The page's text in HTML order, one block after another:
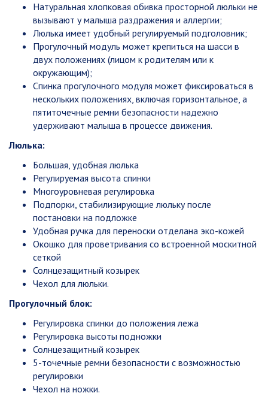
Натуральная хлопковая обивка просторной люльки не
вызывают у малыша раздражения и аллергии;
Люлька имеет удобный регулируемый подголовник;
Прогулочный модуль может крепиться на шасси в
двух положениях (лицом к родителям или к
окружающим);
Спинка прогулочного модуля может фиксироваться в
нескольких положениях, включая горизонтальное, а
пятиточечные ремни безопасности надежно
удерживают малыша в процессе движения.
Люлька:
Большая, удобная люлька
Регулируемая высота спинки
Многоуровневая регулировка
Подпорки, стабилизирующие люльку после
постановки на подложке
Удобная ручка для переноски отделана эко-кожей
Окошко для проветривания со встроенной москитной
сеткой
Солнцезащитный козырек
Чехол для люльки.
Прогулочный блок:
Регулировка спинки до положения лежа
Регулировка высоты подножки
Солнцезащитный козырек
5-точечные ремни безопасности с возможностью
регулировки
Чехол на ножки.